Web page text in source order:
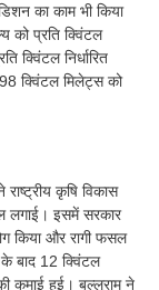
का काम भी किया
को प्रति क्विंटल
क्विंटल निर्धारित
क्विंटल मिलेट्स को
कृषि विकास
लगाई। इसमें सरकार
किया और रागी फसल
बाद 12 क्विंटल
कमाई हुई। बल्लूराम ने